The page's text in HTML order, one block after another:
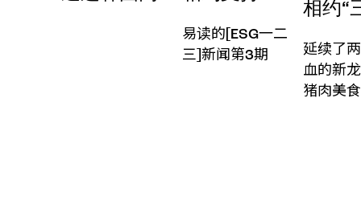
易读的[ESG一二
三]新闻第3期
相约“
延续了
血的新
猪肉美